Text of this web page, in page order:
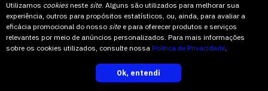
Utilizamos cookiesneste site. Alguns são utilizados para melhorar sua
experiência, outros para propósitos estatísticos, ou, ainda, para avaliar a
eficácia promocional do nosso site e para oferecer produtos e serviços
relevantes por meio de anúncios personalizados. Para mais informações
sobre os cookies utilizados, consulte nossa Política de Privacidade.
Ok, entendi
Engenharia